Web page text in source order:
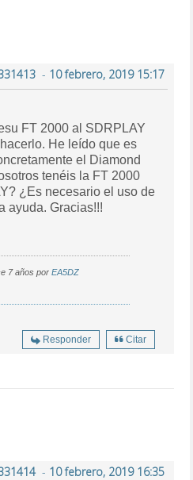
- 10 febrero, 2019 15:17
FT 2000 al SDRPLAY
He leído que es
el Diamond
tenéis la FT 2000
¿Es necesario el uso de
ayuda. Gracias!!!
7 años porEA5DZ
Responder Citar
- 10 febrero, 2019 16:35